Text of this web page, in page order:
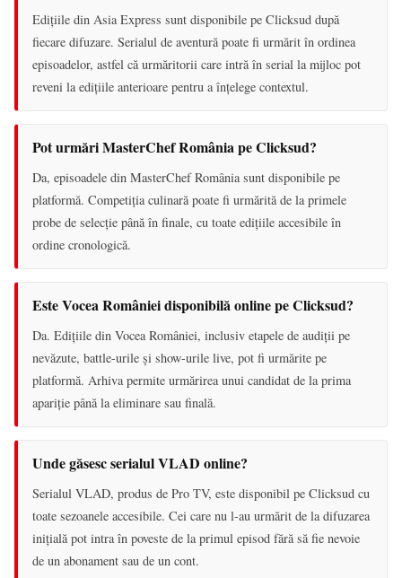
Edițiile din Asia Express sunt disponibile pe Clicksud după
fiecare difuzare. Serialul de aventură poate fi urmărit în ordinea
episoadelor, astfel că urmăritorii care intră în serial la mijloc pot
reveni la edițiile anterioare pentru a înțelege contextul.
Pot urmări MasterChef România pe Clicksud?
Da, episoadele din MasterChef România sunt disponibile pe
platformă. Competiția culinară poate fi urmărită de la primele
probe de selecție până în finale, cu toate edițiile accesibile în
ordine cronologică.
Este Vocea României disponibilă online pe Clicksud?
Da. Edițiile din Vocea României, inclusiv etapele de audiții pe
nevăzute, battle-urile și show-urile live, pot fi urmărite pe
platformă. Arhiva permite urmărirea unui candidat de la prima
apariție până la eliminare sau finală.
Unde găsesc serialul VLAD online?
Serialul VLAD, produs de Pro TV, este disponibil pe Clicksud cu
toate sezoanele accesibile. Cei care nu l-au urmărit de la difuzarea
inițială pot intra în poveste de la primul episod fără să fie nevoie
de un abonament sau de un cont.